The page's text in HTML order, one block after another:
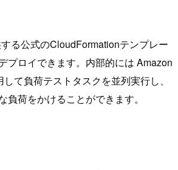
る公式のCloudFormationテンプレー
プロイできます。内部的には Amazon
て負荷テストタスクを並列実行し、
負荷をかけることができます。